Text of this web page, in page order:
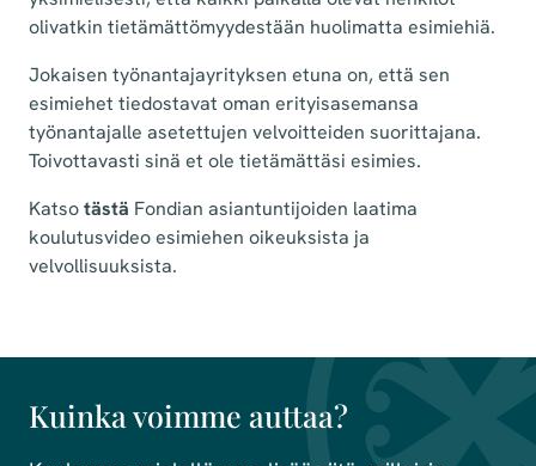
olivatkin tietämättömyydestään huolimatta esimiehiä.
Jokaisen työnantajayrityksen etuna on, että sen
esimiehet tiedostavat oman erityisasemansa
työnantajalle asetettujen velvoitteiden suorittajana.
Toivottavasti sinä et ole tietämättäsi esimies.
Katsotästä Fondian asiantuntijoiden laatima
koulutusvideo esimiehen oikeuksista ja
velvollisuuksista.
Kuinka voimme auttaa?